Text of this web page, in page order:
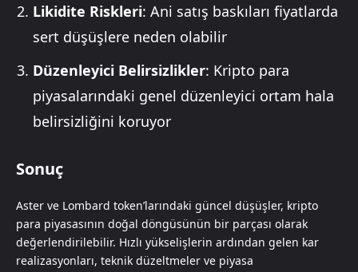
Likidite Riskleri: Ani satış baskıları fiyatlarda
sert düşüşlere neden olabilir
Düzenleyici Belirsizlikler: Kripto para
piyasalarındaki genel düzenleyici ortam hala
belirsizliğini koruyor
Sonuç
Aster ve Lombard token’larındaki güncel düşüşler, kripto
para piyasasının doğal döngüsünün bir parçası olarak
değerlendirilebilir. Hızlı yükselişlerin ardından gelen kar
realizasyonları, teknik düzeltmeler ve piyasa